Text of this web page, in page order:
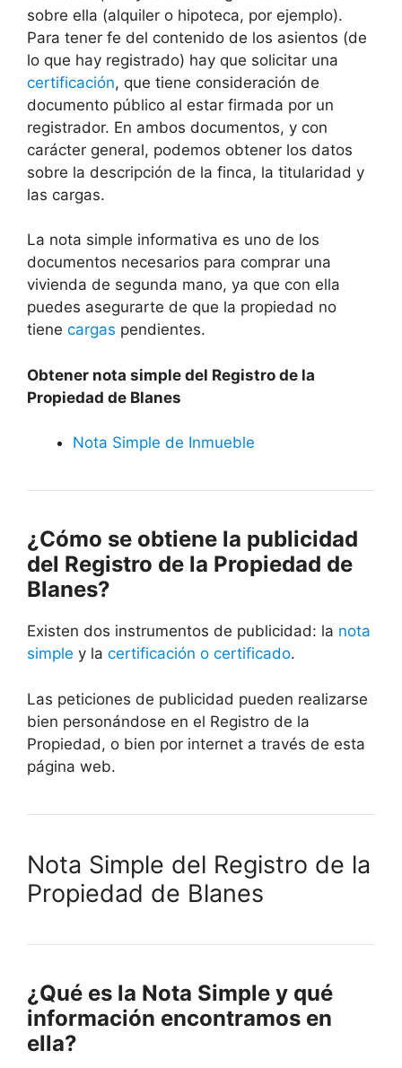
sobre ella (alquiler o hipoteca, por ejemplo).
Para tener fe del contenido de los asientos (de
lo que hay registrado) hay que solicitar una
certificación, que tiene consideración de
documento público al estar firmada por un
registrador. En ambos documentos, y con
carácter general, podemos obtener los datos
sobre la descripción de la finca, la titularidad y
las cargas.
La nota simple informativa es uno de los
documentos necesarios para comprar una
vivienda de segunda mano, ya que con ella
puedes asegurarte de que la propiedad no
tiene cargas pendientes.
Obtener nota simple del Registro de la
Propiedad de Blanes
Nota Simple de Inmueble
¿Cómo se obtiene la publicidad
del Registro de la Propiedad de
Blanes?
Existen dos instrumentos de publicidad: la nota
simple y la certificación o certificado.
Las peticiones de publicidad pueden realizarse
bien personándose en el Registro de la
Propiedad, o bien por internet a través de esta
página web.
Nota Simple del Registro de la
Propiedad de Blanes
¿Qué es la Nota Simple y qué
información encontramos en
ella?